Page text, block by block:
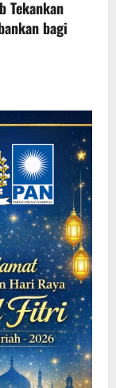
Tekankan
bagi